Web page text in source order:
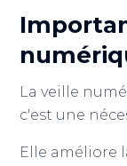
La veille
c'est une
Elle améliore